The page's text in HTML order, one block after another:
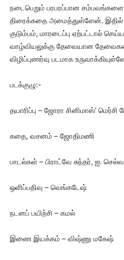
நடைபெறும் பரபரப்பான சம்பவங்களை
திரைக்கதை அமைத்துள்ளேன். இதில்
குடும்பம், மாரடைப்பு ஏற்பட்டால்
வாழ்வியலுக்கு தேவையான
விழிப்புணர்வு படமாக
படக்குழு:-
தயாரிப்பு – ஜோரா சினிமாஸ்’
கதை, வசனம் – ஜோதிமணி
பாடல்கள் – பிராட்வே சுந்தர், ஐ.
ஒளிப்பதிவு – வெங்கடேஷ்
நடனப் பயிற்சி – கமல்
இணை இயக்கம் – விஷ்ணு மகேஷ்